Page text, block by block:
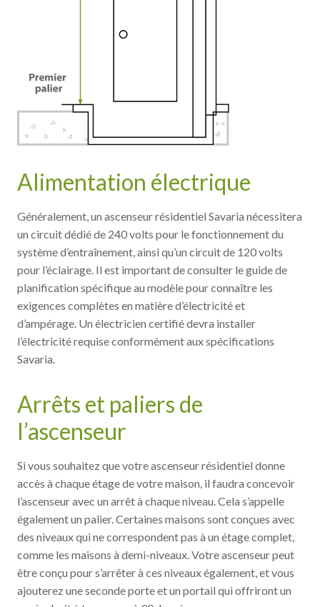
Alimentation électrique
Généralement, un ascenseur résidentiel Savaria nécessitera
un circuit dédié de 240 volts pour le fonctionnement du
système d’entraînement, ainsi qu’un circuit de 120 volts
pour l’éclairage. Il est important de consulter le guide de
planification spécifique au modèle pour connaître les
exigences complètes en matière d’électricité et
d’ampérage. Un électricien certifié devra installer
l’électricité requise conformément aux spécifications
Savaria.
Arrêts et paliers de
l’ascenseur
Si vous souhaitez que votre ascenseur résidentiel donne
accès à chaque étage de votre maison, il faudra concevoir
l’ascenseur avec un arrêt à chaque niveau. Cela s’appelle
également un palier. Certaines maisons sont conçues avec
des niveaux qui ne correspondent pas à un étage complet,
comme les maisons à demi-niveaux. Votre ascenseur peut
être conçu pour s’arrêter à ces niveaux également, et vous
ajouterez une seconde porte et un portail qui offriront un